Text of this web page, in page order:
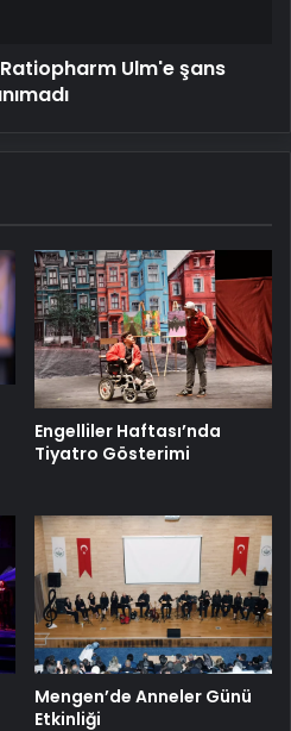
Ulm'e şans
Engelliler Haftası’nda
Tiyatro Gösterimi
Mengen’de Anneler Günü
Etkinliği